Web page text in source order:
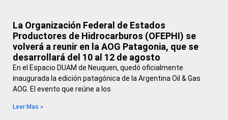
La Organización Federal de Estados
Productores de Hidrocarburos (OFEPHI) se
volverá a reunir en la AOG Patagonia, que se
desarrollará del 10 al 12 de agosto
En el Espacio DUAM de Neuquen, quedó oficialmente
inaugurada la edición patagónica de la Argentina Oil & Gas
AOG. El evento que reúne a los
Leer Mas »